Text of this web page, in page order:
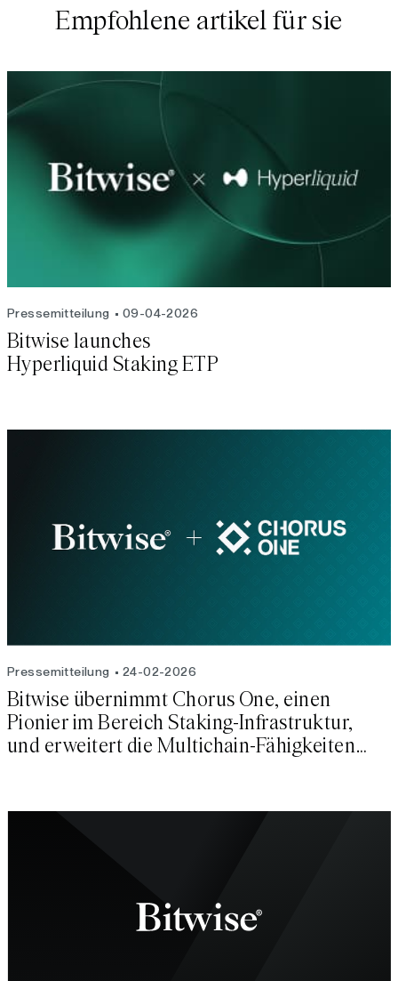
Empfohlene artikel für sie
Pressemitteilung 09-04-2026
Bitwise launches
Hyperliquid Staking ETP
Pressemitteilung 24-02-2026
Bitwise übernimmt Chorus One, einen
Pionier im Bereich Staking-Infrastruktur,
und erweitert die Multichain-Fähigkeiten